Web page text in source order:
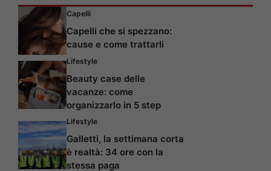
Capelli
Capelli che si spezzano:
cause e come trattarli
Lifestyle
Beauty case delle
vacanze: come
organizzarlo in 5 step
Lifestyle
Galletti, la settimana corta
è realtà: 34 ore con la
stessa paga